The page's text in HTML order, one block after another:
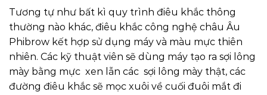
Tương tự như bất kì quy trình điêu khắc thông
thường nào khác, điêu khắc công nghệ châu Âu
Phibrow kết hợp sử dụng máy và màu mực thiên
nhiên. Các kỹ thuật viên sẽ dùng máy tạo ra sợi lông
mày bằng mực xen lẫn các sợi lông mày thật, các
đường điêu khắc sẽ mọc xuôi về cuối đuôi mắt đi